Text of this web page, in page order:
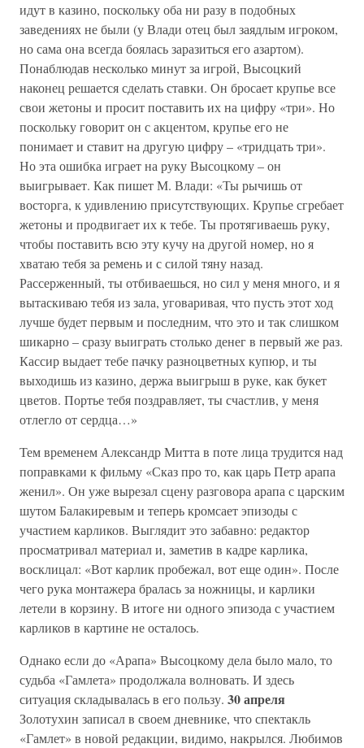
идут в казино, поскольку оба ни разу в подобных
заведениях не были (у Влади отец был заядлым игроком,
но сама она всегда боялась заразиться его азартом).
Понаблюдав несколько минут за игрой, Высоцкий
наконец решается сделать ставки. Он бросает крупье все
свои жетоны и просит поставить их на цифру «три». Но
поскольку говорит он с акцентом, крупье его не
понимает и ставит на другую цифру – «тридцать три».
Но эта ошибка играет на руку Высоцкому – он
выигрывает. Как пишет М. Влади: «Ты рычишь от
восторга, к удивлению присутствующих. Крупье сгребает
жетоны и продвигает их к тебе. Ты протягиваешь руку,
чтобы поставить всю эту кучу на другой номер, но я
хватаю тебя за ремень и с силой тяну назад.
Рассерженный, ты отбиваешься, но сил у меня много, и я
вытаскиваю тебя из зала, уговаривая, что пусть этот ход
лучше будет первым и последним, что это и так слишком
шикарно – сразу выиграть столько денег в первый же раз.
Кассир выдает тебе пачку разноцветных купюр, и ты
выходишь из казино, держа выигрыш в руке, как букет
цветов. Портье тебя поздравляет, ты счастлив, у меня
отлегло от сердца…»
Тем временем Александр Митта в поте лица трудится над
поправками к фильму «Сказ про то, как царь Петр арапа
женил». Он уже вырезал сцену разговора арапа с царским
шутом Балакиревым и теперь кромсает эпизоды с
участием карликов. Выглядит это забавно: редактор
просматривал материал и, заметив в кадре карлика,
восклицал: «Вот карлик пробежал, вот еще один». После
чего рука монтажера бралась за ножницы, и карлики
летели в корзину. В итоге ни одного эпизода с участием
карликов в картине не осталось.
Однако если до «Арапа» Высоцкому дела было мало, то
судьба «Гамлета» продолжала волновать. И здесь
ситуация складывалась в его пользу. 30 апреля
Золотухин записал в своем дневнике, что спектакль
«Гамлет» в новой редакции, видимо, накрылся. Любимов